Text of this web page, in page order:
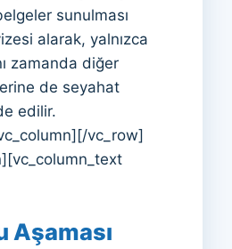
sunulması
alarak, yalnızca
zamanda diğer
de seyahat
edilir.
vc_row]
Aşaması